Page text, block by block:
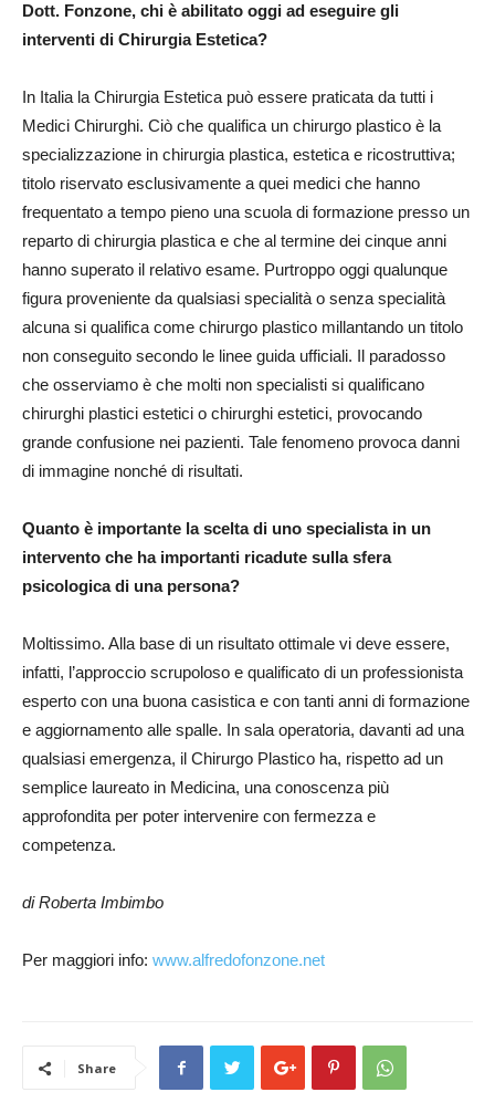
Dott. Fonzone, chi è abilitato oggi ad eseguire gli
interventi di Chirurgia Estetica?
In Italia la Chirurgia Estetica può essere praticata da tutti i
Medici Chirurghi. Ciò che qualifica un chirurgo plastico è la
specializzazione in chirurgia plastica, estetica e ricostruttiva;
titolo riservato esclusivamente a quei medici che hanno
frequentato a tempo pieno una scuola di formazione presso un
reparto di chirurgia plastica e che al termine dei cinque anni
hanno superato il relativo esame. Purtroppo oggi qualunque
figura proveniente da qualsiasi specialità o senza specialità
alcuna si qualifica come chirurgo plastico millantando un titolo
non conseguito secondo le linee guida ufficiali. Il paradosso
che osserviamo è che molti non specialisti si qualificano
chirurghi plastici estetici o chirurghi estetici, provocando
grande confusione nei pazienti. Tale fenomeno provoca danni
di immagine nonché di risultati.
Quanto è importante la scelta di uno specialista in un
intervento che ha importanti ricadute sulla sfera
psicologica di una persona?
Moltissimo. Alla base di un risultato ottimale vi deve essere,
infatti, l’approccio scrupoloso e qualificato di un professionista
esperto con una buona casistica e con tanti anni di formazione
e aggiornamento alle spalle. In sala operatoria, davanti ad una
qualsiasi emergenza, il Chirurgo Plastico ha, rispetto ad un
semplice laureato in Medicina, una conoscenza più
approfondita per poter intervenire con fermezza e
competenza.
di Roberta Imbimbo
Per maggiori info: www.alfredofonzone.net
Share